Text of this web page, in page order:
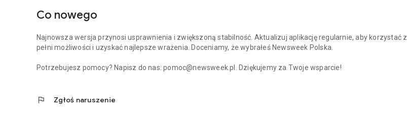
Co nowego
Najnowsza wersja przynosi usprawnienia i zwiększoną stabilność. Aktualizuj aplikację regularnie, aby korzystać z
pełni możliwości i uzyskać najlepsze wrażenia. Doceniamy, że wybrałeś Newsweek Polska.
Potrzebujesz pomocy? Napisz do nas: pomoc@newsweek.pl. Dziękujemy za Twoje wsparcie!
flag Zgłoś naruszenie